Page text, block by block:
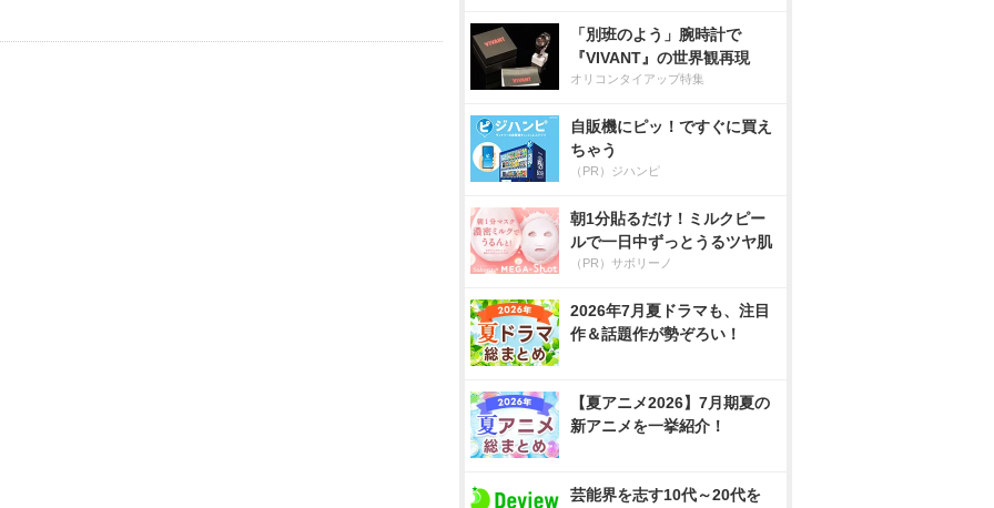
「別班のよう」腕時計で
『VIVANT』の世界観再現
オリコンタイアップ特集
自販機にピッ！ですぐに買え
ちゃう
（PR）ジハンピ
朝1分貼るだけ！ミルクピー
ルで一日中ずっとうるツヤ肌
（PR）サボリーノ
2026年7月夏ドラマも、注目
作＆話題作が勢ぞろい！
【夏アニメ2026】7月期夏の
新アニメを一挙紹介！
芸能界を志す10代～20代を